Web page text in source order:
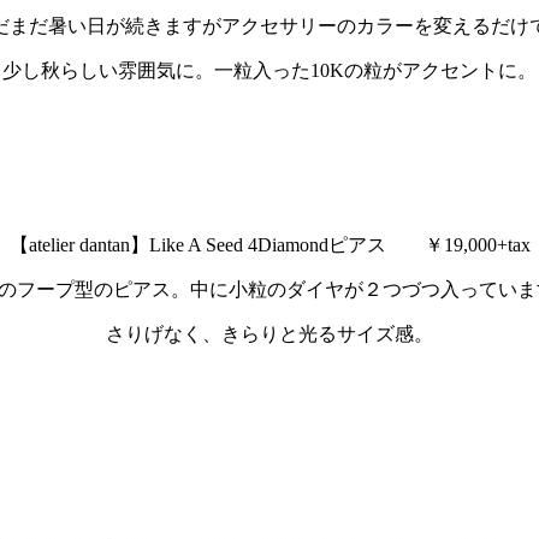
まだ暑い日が続きますがアクセサリーのカラーを変えるだけ
少し秋らしい雰囲気に。一粒入った10Kの粒がアクセントに。
【atelier dantan】Like A Seed 4Diamondピアス ￥19,000+tax
フープ型のピアス。中に小粒のダイヤが２つづつ入っていま
さりげなく、きらりと光るサイズ感。